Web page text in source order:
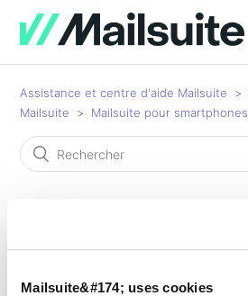
Mailsuite&#174; uses cookies
Assistance et centre d'aide Mailsuite
Mailsuite
Mailsuite pour smartphones